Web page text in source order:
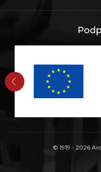
PŘEDCHOZÍ
© 1919 - 2026